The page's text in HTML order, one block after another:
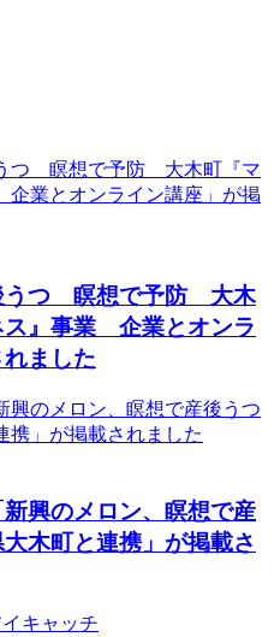
うつ 瞑想で予防 大木
ス』事業 企業とオンラ
ました
興のメロン、瞑想で産
木町と連携」が掲載さ